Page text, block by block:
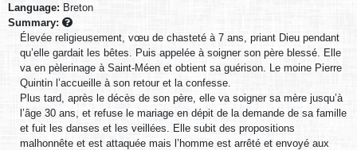
Language: Breton
Summary:
Élevée religieusement, vœu de chasteté à 7 ans, priant Dieu pendant
qu’elle gardait les bêtes. Puis appelée à soigner son père blessé. Elle
va en pèlerinage à Saint-Méen et obtient sa guérison. Le moine Pierre
Quintin l’accueille à son retour et la confesse.
Plus tard, après le décès de son père, elle va soigner sa mère jusqu’à
l’âge 30 ans, et refuse le mariage en dépit de la demande de sa famille
et fuit les danses et les veillées. Elle subit des propositions
malhonnête et est attaquée mais l’homme est arrêté et envoyé aux